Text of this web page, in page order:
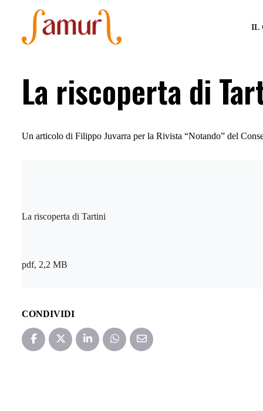
IL
La riscoperta di
Un articolo di Filippo Juvarra per la Rivista “Notando” del
La riscoperta di Tartini
pdf, 2,2 MB
CONDIVIDI